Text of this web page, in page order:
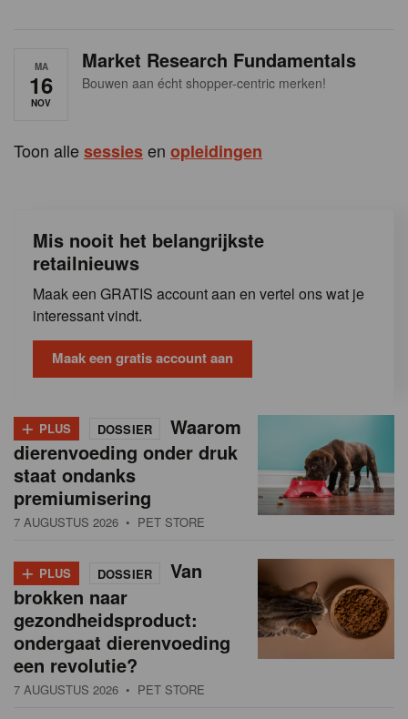
MA
16
NOV
Market Research Fundamentals
Bouwen aan écht shopper-centric merken!
Toon allesessiesen opleidingen
Mis nooit het belangrijkste
retailnieuws
Maak een GRATIS account aan en vertel ons wat je
interessant vindt.
Maak een gratis account aan
+ PLUS DOSSIER
Waarom
dierenvoeding onder druk
staat ondanks
premiumisering
7 AUGUSTUS 2026 • PET STORE
+ PLUS DOSSIER
Van
brokken naar
gezondheidsproduct:
ondergaat dierenvoeding
een revolutie?
7 AUGUSTUS 2026 • PET STORE